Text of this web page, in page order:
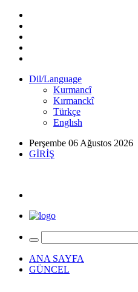
Dil/Language
Kurmancî
Kırmanckî
Türkçe
Englısh
Perşembe 06 Ağustos 2026
GİRİŞ
ANA SAYFA
GÜNCEL